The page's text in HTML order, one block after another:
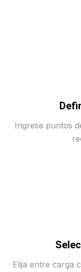
Ingrese puntos
Elija entre carga